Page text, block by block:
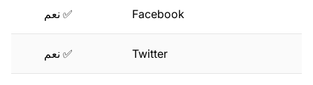
Facebook ✅ نعم
Twitter ✅ نعم